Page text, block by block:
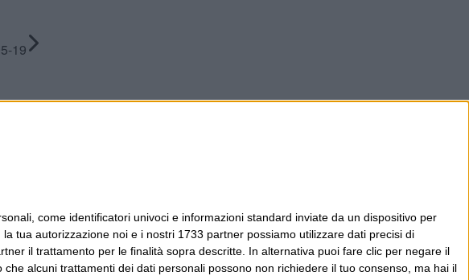
come identificatori univoci e informazioni standard inviate da un dispositivo per
la tua autorizzazione noi e i nostri 1733 partner possiamo utilizzare dati precisi di
il trattamento per le finalità sopra descritte. In alternativa puoi fare clic per negare il
che alcuni trattamenti dei dati personali possono non richiedere il tuo consenso, ma hai il
19
di